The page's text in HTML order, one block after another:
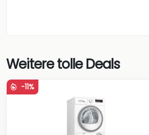
Weitere tolle Deals
-11%